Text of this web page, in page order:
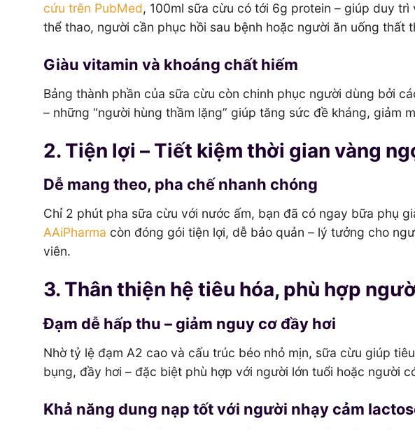
cứu trên PubMed, 100ml sữa cừu có tới 6g protein – giúp duy
thể thao, người cần phục hồi sau bệnh hoặc người ăn uống thất
Giàu vitamin và khoáng chất hiếm
Bảng thành phần của sữa cừu còn chinh phục người dùng bởi
– những “người hùng thầm lặng” giúp tăng sức đề kháng, giảm
2. Tiện lợi – Tiết kiệm thời gian vàng
Dễ mang theo, pha chế nhanh chóng
Chỉ 2 phút pha sữa cừu với nước ấm, bạn đã có ngay bữa phụ
AAiPharma còn đóng gói tiện lợi, dễ bảo quản – lý tưởng cho
viên.
3. Thân thiện hệ tiêu hóa, phù hợp
Đạm dễ hấp thu – giảm nguy cơ đầy hơi
Nhờ tỷ lệ đạm A2 cao và cấu trúc béo nhỏ mịn, sữa cừu giúp
bụng, đầy hơi – đặc biệt phù hợp với người lớn tuổi hoặc người
Khả năng dung nạp tốt với người nhạy cảm